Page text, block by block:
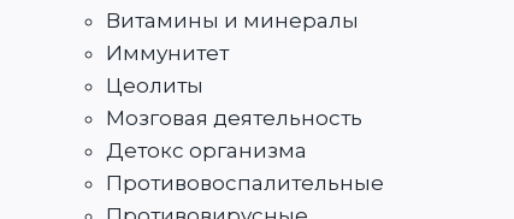
Витамины и минералы
Иммунитет
Цеолиты
Мозговая деятельность
Детокс организма
Противовоспалительные